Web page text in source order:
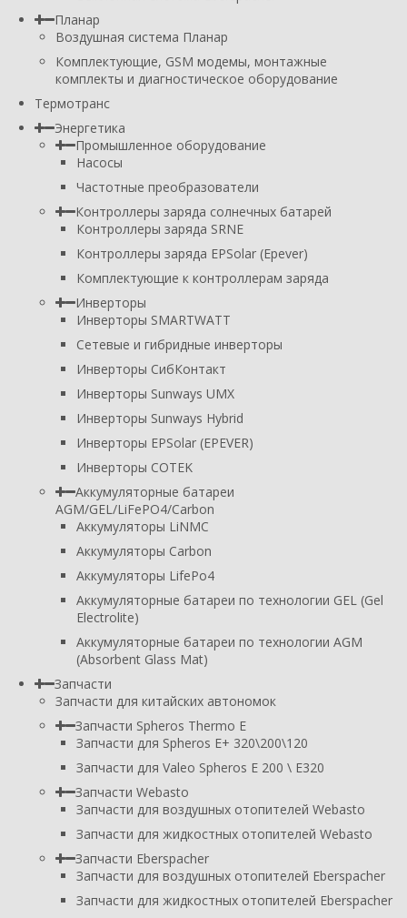
Планар
Воздушная система Планар
Комплектующие, GSM модемы, монтажные
комплекты и диагностическое оборудование
Термотранс
Энергетика
Промышленное оборудование
Насосы
Частотные преобразователи
Контроллеры заряда солнечных батарей
Контроллеры заряда SRNE
Контроллеры заряда EPSolar (Epever)
Комплектующие к контроллерам заряда
Инверторы
Инверторы SMARTWATT
Сетевые и гибридные инверторы
Инверторы СибКонтакт
Инверторы Sunways UMX
Инверторы Sunways Hybrid
Инверторы EPSolar (EPEVER)
Инверторы COTEK
Аккумуляторные батареи
AGM/GEL/LiFePO4/Carbon
Аккумуляторы LiNMC
Аккумуляторы Carbon
Аккумуляторы LifePo4
Аккумуляторные батареи по технологии GEL (Gel
Electrolite)
Аккумуляторные батареи по технологии AGM
(Absorbent Glass Mat)
Запчасти
Запчасти для китайских автономок
Запчасти Spheros Thermo E
Запчасти для Spheros E+ 320\200\120
Запчасти для Valeo Spheros E 200 \ E320
Запчасти Webasto
Запчасти для воздушных отопителей Webasto
Запчасти для жидкостных отопителей Webasto
Запчасти Eberspacher
Запчасти для воздушных отопителей Eberspacher
Запчасти для жидкостных отопителей Eberspacher